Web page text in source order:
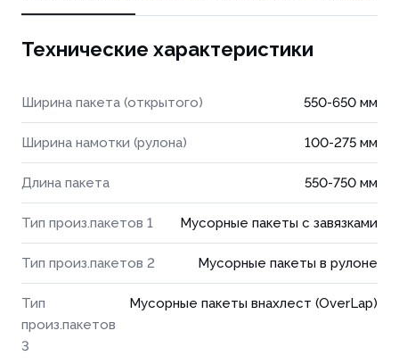
Технические характеристики
Ширина пакета (открытого) 550-650 мм
Ширина намотки (рулона) 100-275 мм
Длина пакета 550-750 мм
Тип произ.пакетов 1 Мусорные пакеты с завязками
Тип произ.пакетов 2 Мусорные пакеты в рулоне
Тип
произ.пакетов
3
Мусорные пакеты внахлест (OverLap)